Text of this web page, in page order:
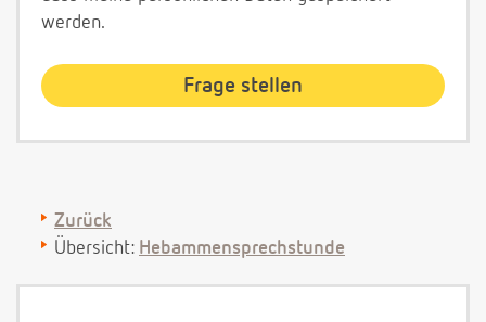
werden.
Zurück
Übersicht: Hebammensprechstunde